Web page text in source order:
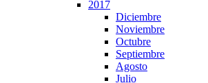
2017
Diciembre
Noviembre
Octubre
Septiembre
Agosto
Julio